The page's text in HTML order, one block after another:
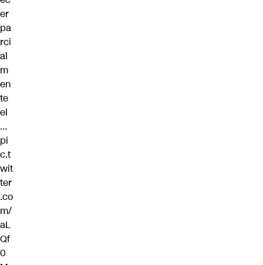
er
pa
rci
al
m
en
te
el
…
pi
c.t
wit
ter
.co
m/
aL
Qf
0